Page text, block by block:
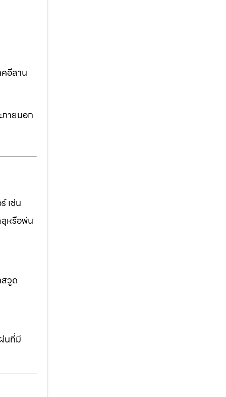
อีสาน
ภายนอก
เช่น
ลุหรือพ่น
วูด
นที่มี